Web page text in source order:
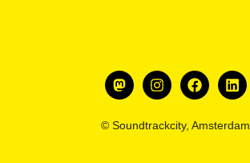
© Soundtrackcity, Amsterdam